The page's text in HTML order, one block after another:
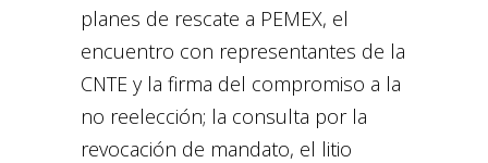
planes de rescate a PEMEX, el
encuentro con representantes de la
CNTE y la firma del compromiso a la
no reelección; la consulta por la
revocación de mandato, el litio